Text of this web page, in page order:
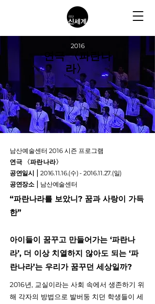
2016
​연극 〈파란나
라〉
남산예술센터 2016 시즌 프로그램
연극
〈파란나라〉
공연일시 ⎮2016.11.16.(수) -2016.11.27.(일)
공연장소⎮ 남산예술센터
“파란나라를 보았니? 꿈과 사랑이 가득
한”
아이들이 꿈꾸고 만들어가는 ‘파란나
라’, 더 이상 치열하지 않아도 되는 ‘파
란나라’는 우리가 꿈꾸던 세상일까?
2016년, 교실이라는 사회 속에서 생존하기 위
해 각자의 방법으로 발버둥 치던 학생들이 세